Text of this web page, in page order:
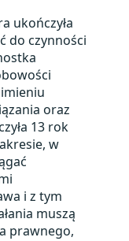
ukończyła
do czynności
oraz
13 rok
w
i z tym
muszą
prawnego,